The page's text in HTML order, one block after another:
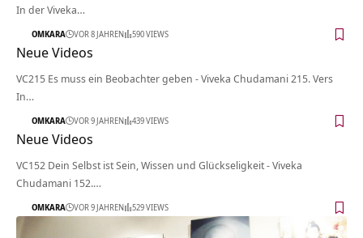
In der Viveka…
OMKARA VOR 8 JAHREN 590 VIEWS
Neue Videos
VC215 Es muss ein Beobachter geben - Viveka Chudamani 215. Vers
In…
OMKARA VOR 9 JAHREN 439 VIEWS
Neue Videos
VC152 Dein Selbst ist Sein, Wissen und Glückseligkeit - Viveka
Chudamani 152.…
OMKARA VOR 9 JAHREN 529 VIEWS